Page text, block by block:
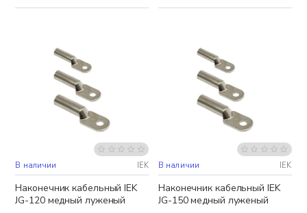
В наличии IEK
Наконечник кабельный IEK
JG-120 медный луженый
В наличии IEK
Наконечник кабельный IEK
JG-150 медный луженый